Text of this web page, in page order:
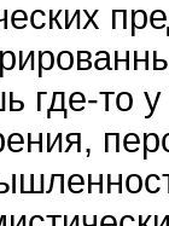
где-то